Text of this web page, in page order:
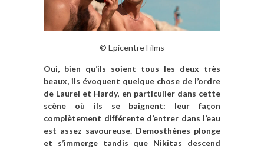
© Epicentre Films
Oui, bien qu’ils soient tous les deux très
beaux, ils évoquent quelque chose de l’ordre
de Laurel et Hardy, en particulier dans cette
scène où ils se baignent: leur façon
complètement différente d’entrer dans l’eau
est assez savoureuse. Demosthènes plonge
et s’immerge tandis que Nikitas descend